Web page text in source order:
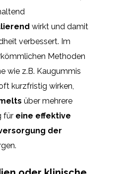
wirkt und damit
verbessert. Im
Methoden
wie z.B. Kaugummis
kurzfristig wirken,
über mehrere
für eine effektive
der